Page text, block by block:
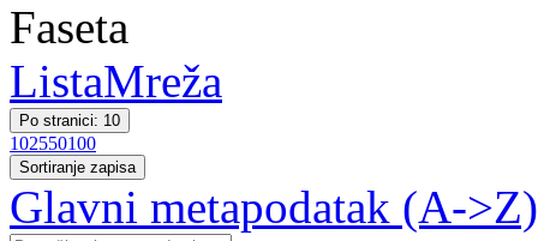
Faseta
ListaMreža
Po stranici: 10
102550100
Sortiranje zapisa
Glavni metapodatak (A->Z)